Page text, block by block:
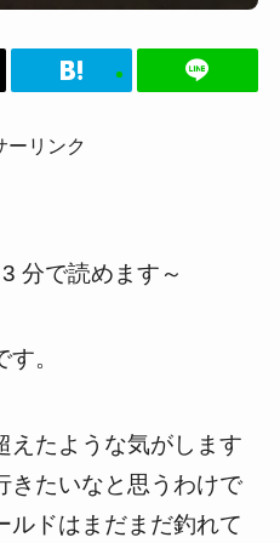
ーリンク
分で読めます～
。
えたような気がします
きたいなと思うわけで
ルドはまだまだ釣れて